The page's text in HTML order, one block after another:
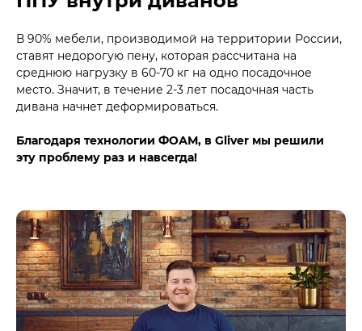
В 90% мебели, производимой на территории России,
ставят недорогую пену, которая рассчитана на
среднюю нагрузку в 60-70 кг на одно посадочное
место. Значит, в течение 2-3 лет посадочная часть
дивана начнет деформироваться.
Благодаря технологии ФОАМ, в Gliver мы решили
эту проблему раз и навсегда!